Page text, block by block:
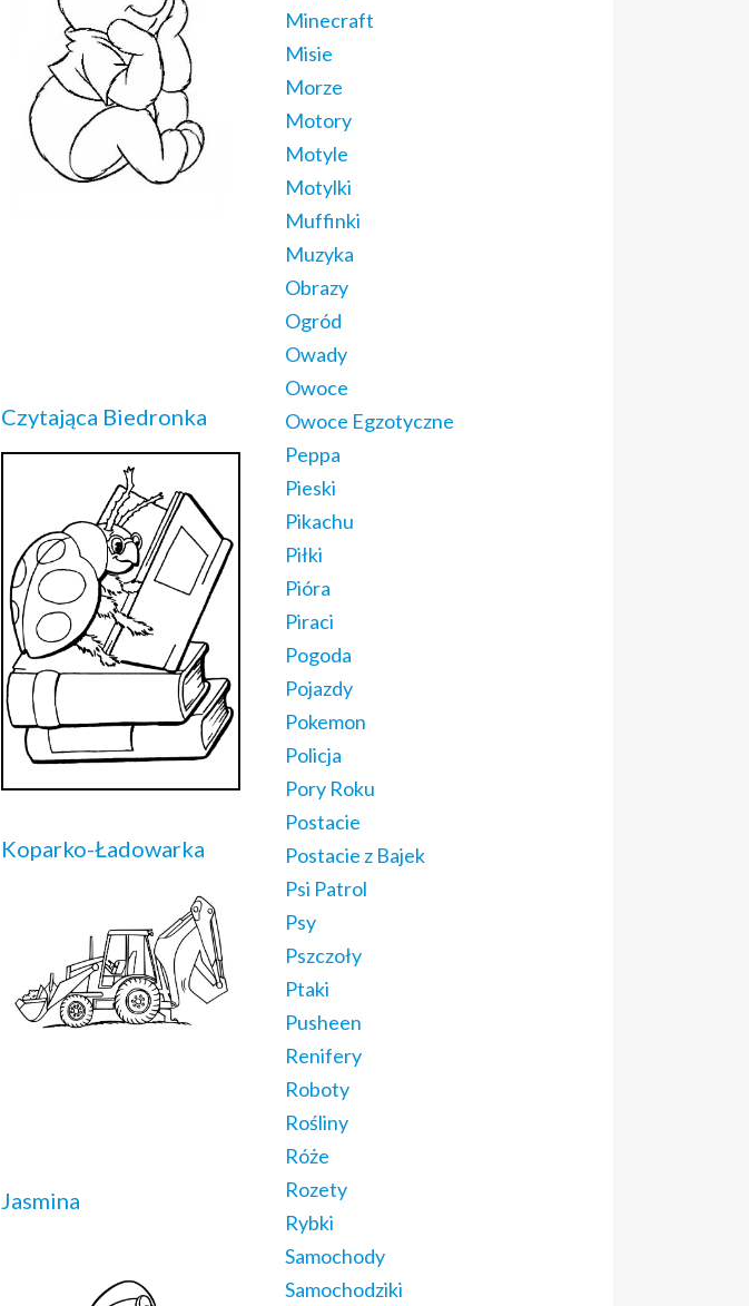
Czytająca Biedronka
Koparko-Ładowarka
Jasmina
Minecraft
Misie
Morze
Motory
Motyle
Motylki
Muffinki
Muzyka
Obrazy
Ogród
Owady
Owoce
Owoce Egzotyczne
Peppa
Pieski
Pikachu
Piłki
Pióra
Piraci
Pogoda
Pojazdy
Pokemon
Policja
Pory Roku
Postacie
Postacie z Bajek
Psi Patrol
Psy
Pszczoły
Ptaki
Pusheen
Renifery
Roboty
Rośliny
Róże
Rozety
Rybki
Samochody
Samochodziki